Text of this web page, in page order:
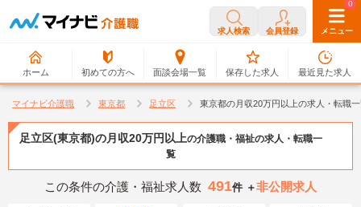
求人検索 会員登録 メニュー
ホーム 初めての方へ 面談会場一覧
0
保存した求人
0
最近見た求人
マイナビ介護職 東京都 足立区 東京都の月収20万円以上の求人・転職
足立区(東京都)の月収20万円以上の介護職・福祉の求人・転職一
覧
この条件の介護・福祉求人数 491件 ＋非公開求人